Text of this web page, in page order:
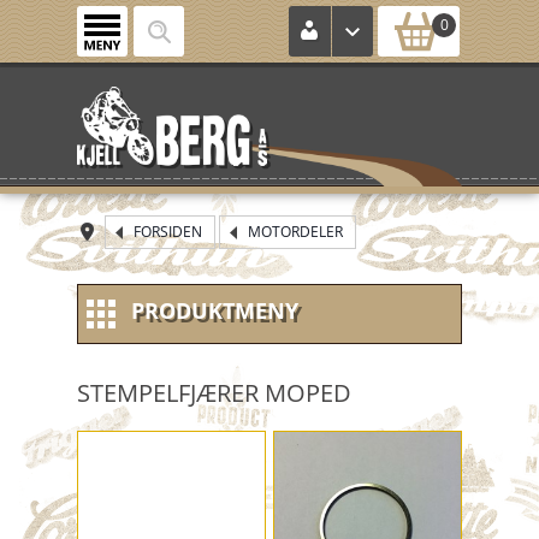
0
FORSIDEN MOTORDELER
PRODUKTMENY
NOS (new old stock)
HJUL / FELG / DEKK MM.
STEMPELFJÆRER MOPED